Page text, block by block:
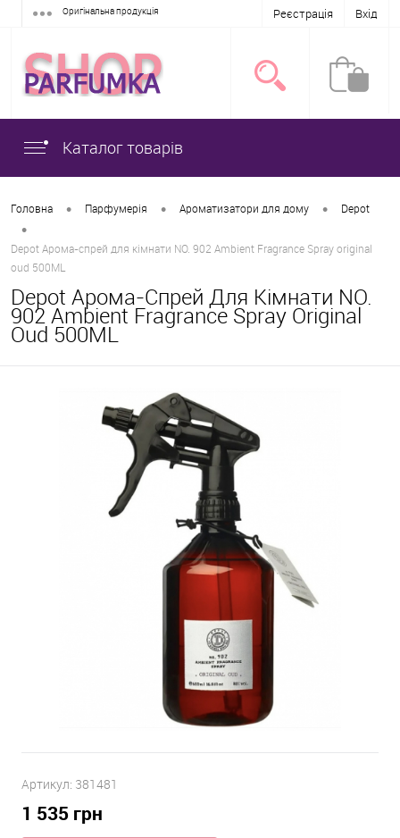
Оригінальна продукція Реєстрація Вхід
Каталог товарів
Головна • Парфумерія • Ароматизатори для дому • Depot
•
Depot Арома-спрей для кімнати NO. 902 Ambient Fragrance Spray original
oud 500ML
Depot Арома-Спрей Для Кімнати NO.
902 Ambient Fragrance Spray Original
Oud 500ML
Артикул: 381481
1 535 грн